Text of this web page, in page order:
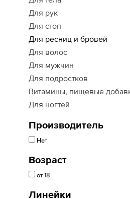
Для рук
Для стоп
Для ресниц и бровей
Для волос
Для мужчин
Для подростков
Витамины, пищевые
Для ногтей
Производитель
Нет
Возраст
от 18
Линейки